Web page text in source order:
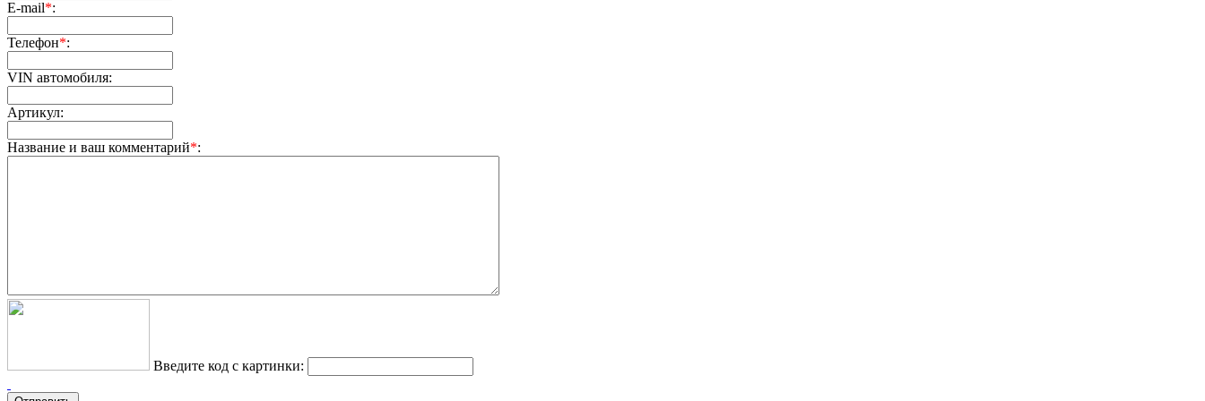
E-mail*:
Телефон*:
VIN автомобиля:
Артикул:
Название и ваш комментарий*:
Введите код с картинки: